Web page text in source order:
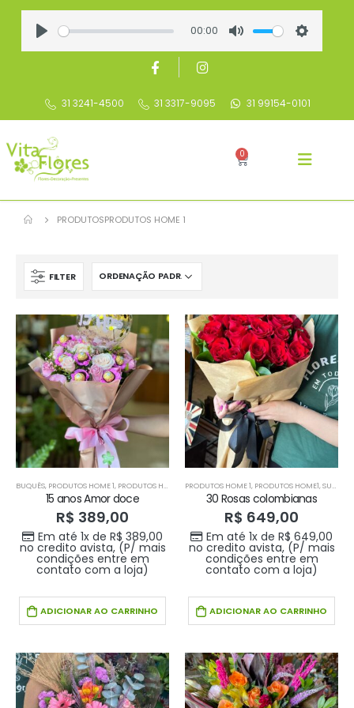
00:00
31 3241-4500 31 3317-9095 31 99154-0101
0
PRODUTOSPRODUTOS HOME 1
FILTER
BUQUÊS, PRODUTOS HOME 1, PRODUTOS HOME1
15 anos Amor doce
R$ 389,00
Em até 1x de R$ 389,00
no credito avista, (P/ mais
condições entre em
contato com a loja)
ADICIONAR AO CARRINHO
PRODUTOS HOME 1, PRODUTOS HOME1,SUGESTÕES DA SEMANA
30 Rosas colombianas
R$ 649,00
Em até 1x de R$ 649,00
no credito avista, (P/ mais
condições entre em
contato com a loja)
ADICIONAR AO CARRINHO
0out of 5
R$389,00
Em até 1x de
0out of 5
R$389,00
Em até 1x de